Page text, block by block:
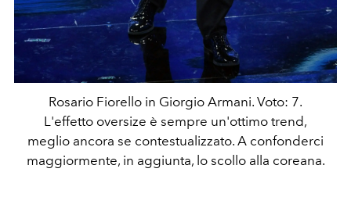
Rosario Fiorello in Giorgio Armani. Voto: 7.
L'effetto oversize è sempre un'ottimo trend,
meglio ancora se contestualizzato. A confonderci
maggiormente, in aggiunta, lo scollo alla coreana.